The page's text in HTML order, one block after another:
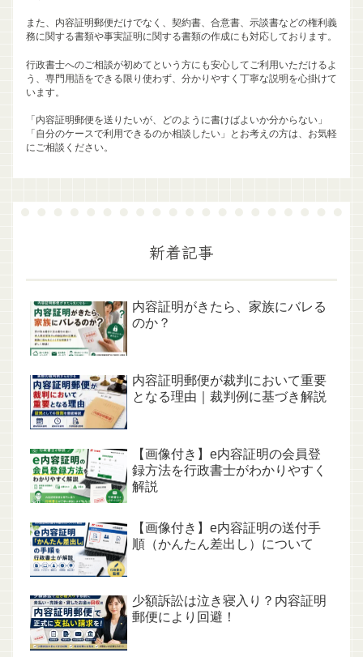
また、内容証明郵便だけでなく、契約書、合意書、示談書などの権利義
務に関する書類や事実証明に関する書類の作成にも対応しております。
行政書士へのご相談が初めてという方にも安心してご利用いただけるよ
う、専門用語をできる限り使わず、分かりやすく丁寧な説明を心掛けて
います。
「内容証明郵便を送りたいが、どのように書けばよいか分からない」
「自分のケースで利用できるのか相談したい」とお考えの方は、お気軽
にご相談ください。
新着記事
内容証明がきたら、家族にバレる
のか？
内容証明郵便が裁判において重要
となる理由｜裁判例に基づき解説
【画像付き】e内容証明の会員登
録方法を行政書士がわかりやすく
解説
【画像付き】e内容証明の送付手
順（かんたん差出し）について
少額訴訟は泣き寝入り？内容証明
郵便により回避！